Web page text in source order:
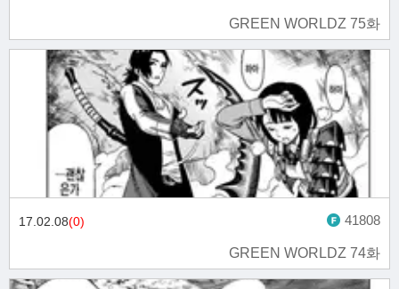
GREEN WORLDZ 75화
GREEN WORLDZ 74화
17.02.08(0) 41808